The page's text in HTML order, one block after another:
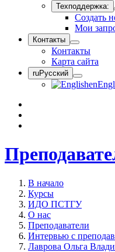
Техподдержка:
Создать
Мои
Контакты
Контакты
Карта сайта
ruРусский
en
В начало
Курсы
ИДО ПСТГУ
О нас
Преподаватели
Интервью с
Лаврова Ольга